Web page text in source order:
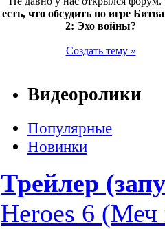
есть, что обсудить по игре
2: Эхо войны?
Создать тему »
Видеоролики
Популярные
Новинки
Трейлер
Heroes 6 (Меч